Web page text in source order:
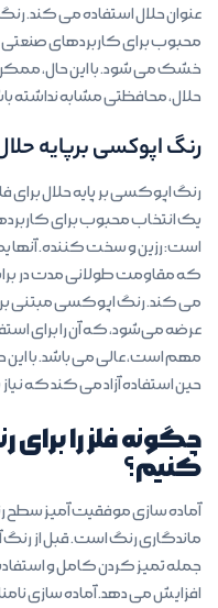
عنوان حلال استفاده می کند.
محبوب برای کاربردهای صنعتی
خشک می شود. با این حال، ممکن
حلال، محافظتی مشابه نداشته
رنگ اپوکسی برپایه
رنگ اپوکسی بر پایه حلال برای
یک انتخاب محبوب برای
است: رزین و سخت کننده. آنها
که مقاومت طولانی مدت در
می کند. رنگ اپوکسی مبتنی
عرضه می‌شود، که آن را برای
مهم است، عالی می باشد. با این
حین استفاده آزاد می کند که نیاز
چگونه فلز را
کنیم؟
آماده سازی موفقیت آمیز سطح
ماندگاری رنگ است. قبل از رنگ
جمله تمیز کردن کامل و استفاده
افزایش می دهد. آماده سازی